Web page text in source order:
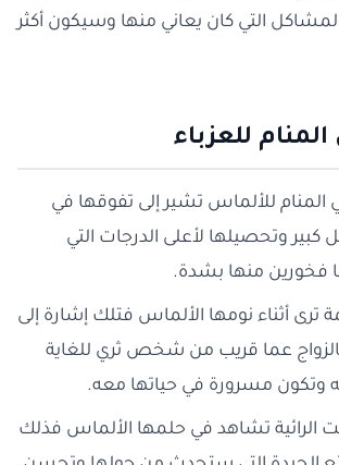
التي كان يعاني منها وسيكون أكثر
للعزباء
المنام للألماس تشير إلى تفوقها في
وتحصيلها لأعلى الدرجات التي
فخورين منها بشدة.
ترى أثناء نومها الألماس فتلك إشارة إلى
عما قريب من شخص ثري للغاية
وتكون مسرورة في حياتها معه.
الرائية تشاهد في حلمها الألماس فذلك